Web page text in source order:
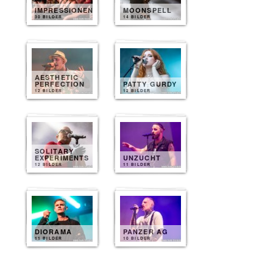
IMPRESSIONEN
30 BILDER
MOONSPELL
14 BILDER
AESTHETIC
PERFECTION
12 BILDER
PATTY GURDY
12 BILDER
SOLITARY
EXPERIMENTS
12 BILDER
UNZUCHT
11 BILDER
DIORAMA
11 BILDER
PANZER AG
10 BILDER